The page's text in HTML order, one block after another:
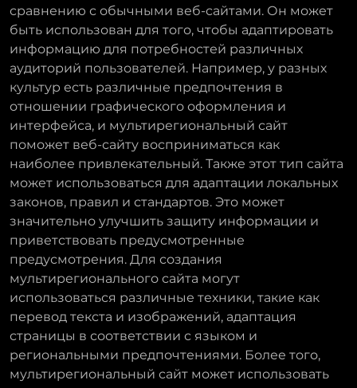
сравнению с обычными веб-сайтами. Он может
быть использован для того, чтобы адаптировать
информацию для потребностей различных
аудиторий пользователей. Например, у разных
культур есть различные предпочтения в
отношении графического оформления и
интерфейса, и мультирегиональный сайт
поможет веб-сайту восприниматься как
наиболее привлекательный. Также этот тип сайта
может использоваться для адаптации локальных
законов, правил и стандартов. Это может
значительно улучшить защиту информации и
приветствовать предусмотренные
предусмотрения. Для создания
мультирегионального сайта могут
использоваться различные техники, такие как
перевод текста и изображений, адаптация
страницы в соответствии с языком и
региональными предпочтениями. Более того,
мультирегиональный сайт может использовать